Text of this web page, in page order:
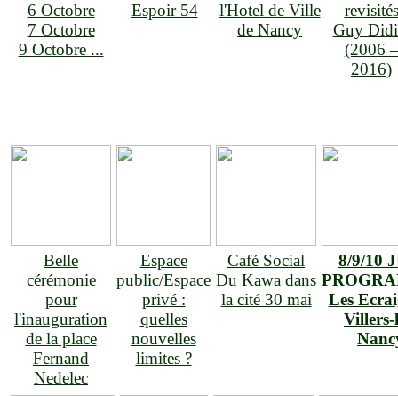
6 Octobre
7 Octobre
9 Octobre ...
Espoir 54
l'Hotel de Ville
de Nancy
revisités
Guy
(2006 –
2016)
Belle
cérémonie
pour
l'inauguration
de la place
Fernand
Nedelec
Espace
public/Espace
privé :
quelles
nouvelles
limites ?
Café Social
Du Kawa dans
la cité 30 mai
8/9/10
Les
Villers-